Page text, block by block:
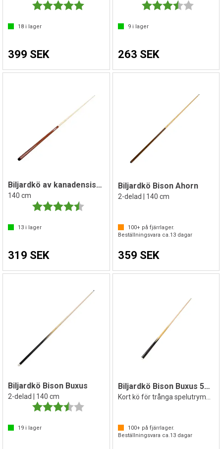
Betyg:
5.0 utav 5 stjärnor
18 i lager
399 SEK
Betyg:
9i lager
263 SEK
Biljardkö av kanadensiskt lönnträ
140 cm
Betyg:
4.6 utav 5 stjärnor
13 i lager
319 SEK
Biljardkö Bison Ahorn
2-delad | 140 cm
100+på fjärrlager.
Beställningsvara ca. 13dagar
359 SEK
Biljardkö Bison Buxus
2-delad | 140 cm
Betyg:
3.8 utav 5 stjärnor
19 i lager
Biljardkö Bison Buxus 50 cm
Kort kö för trånga spelutrymmen
100+på fjärrlager.
Beställningsvara ca.13dagar